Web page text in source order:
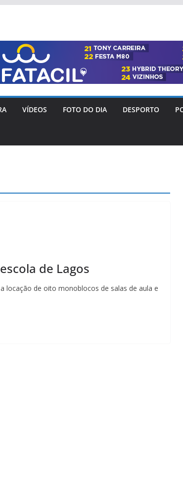
VÍDEOS FOTO DO DIA DESPORTO
de Lagos
locação de oito monoblocos de salas de aula e